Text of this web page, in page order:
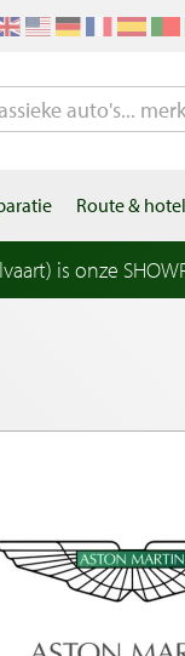
Route &
is onze